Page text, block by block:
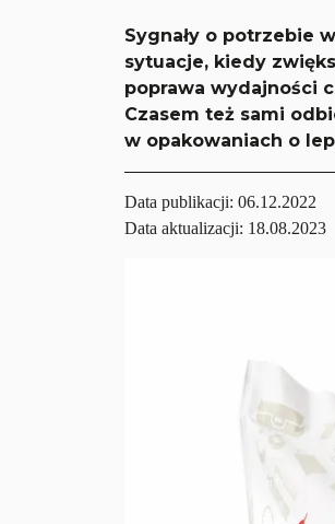
Sygnały o potrzebie
sytuacje, kiedy
poprawa wydajności
Czasem też sami
w opakowaniach o
Data publikacji:06.12.2022
Data aktualizacji: 18.08.2023